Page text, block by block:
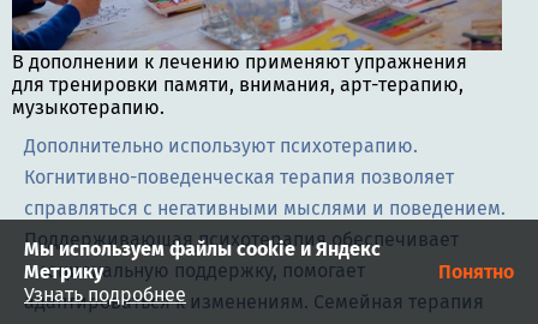
В дополнении к лечению применяют упражнения
для тренировки памяти, внимания, арт-терапию,
музыкотерапию.
Дополнительно используют психотерапию.
Когнитивно-поведенческая терапия позволяет
справляться с негативными мыслями и поведением.
Поддерживающая психотерапия обеспечивает
эмоциональную поддержку, помогает
адаптироваться к изменениям. Семейная терапия
Мы используем файлы cookie и Яндекс
Метрику
Узнать подробнее
Понятно